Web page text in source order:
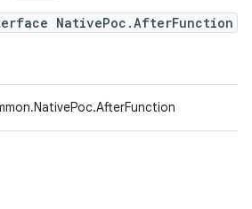
NativePoc.AfterFunction